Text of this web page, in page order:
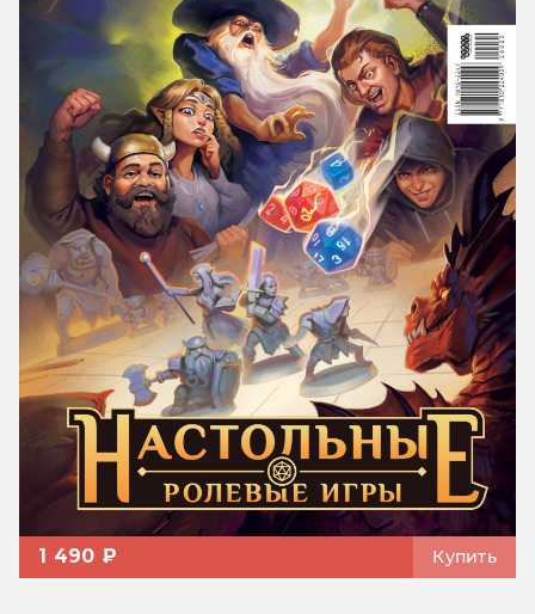
1 490 ₽ Купить